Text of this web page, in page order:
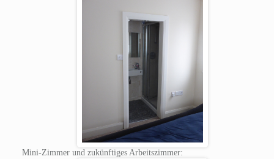
Mini-Zimmer und zukünftiges Arbeitszimmer: